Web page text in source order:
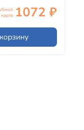
карте 1072 ₽